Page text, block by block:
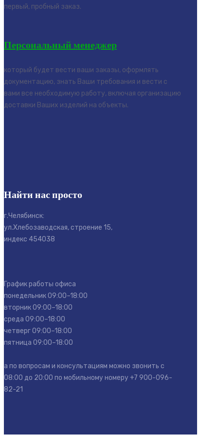
первый, пробный заказ.
Персональный менеджер
который будет вести ваши заказы, оформлять
документацию, знать Ваши требования и вести с
вами все необходимую работу, включая организацию
доставки Ваших изделий на объекты.
Найти нас просто
г.Челябинск:
ул.Хлебозаводская, строение 15,
индекс 454038
График работы офиса
понедельник 09:00–18:00
вторник 09:00–18:00
среда 09:00–18:00
четверг 09:00–18:00
пятница 09:00–18:00
а по вопросам и консультациям можно звонить с
08:00 до 20:00 по мобильному номеру +7 900-096-
82-21